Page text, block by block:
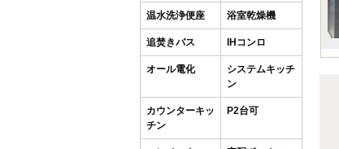
温水洗浄便座 浴室乾燥機
追焚きバス IHコンロ
オール電化
システムキッチ
ン
カウンターキッ
チン
P2台可